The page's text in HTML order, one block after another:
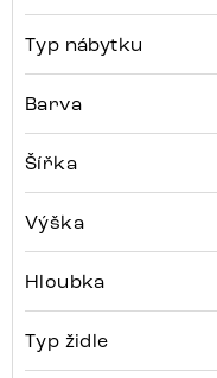
Typ nábytku
Barva
Šířka
Výška
Hloubka
Typ židle